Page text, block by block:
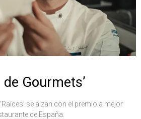
de Gourmets’
se alzan con el premio a mejor
de España.